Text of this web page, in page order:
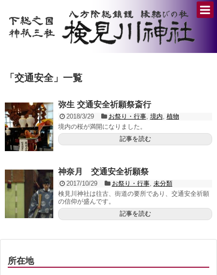
「 交通安全」 一覧
弥生 交通安全祈願祭斎行
2018/3/29 お祭り・行事, 境内, 植物
境内の桜が満開になりました。
記事を読む
神奈月 交通安全祈願祭
2017/10/29 お祭り・行事, 未分類
検見川神社は往古、街道の要所であり、交通安全祈願
の信仰が盛んです。
記事を読む
所在地